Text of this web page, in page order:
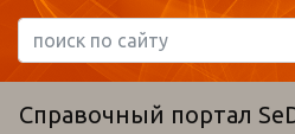
Справочный портал